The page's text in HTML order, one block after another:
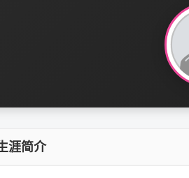
涯简介